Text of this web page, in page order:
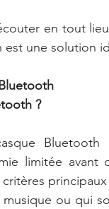
en tout
une solution
?
limitée avant
ou qui